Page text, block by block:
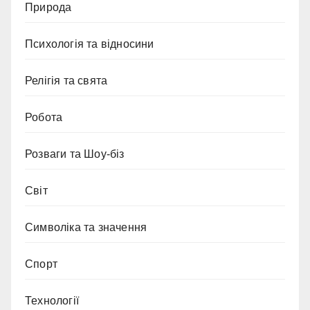
Природа
Психологія та відносини
Релігія та свята
Робота
Розваги та Шоу-біз
Світ
Символіка та значення
Спорт
Технології